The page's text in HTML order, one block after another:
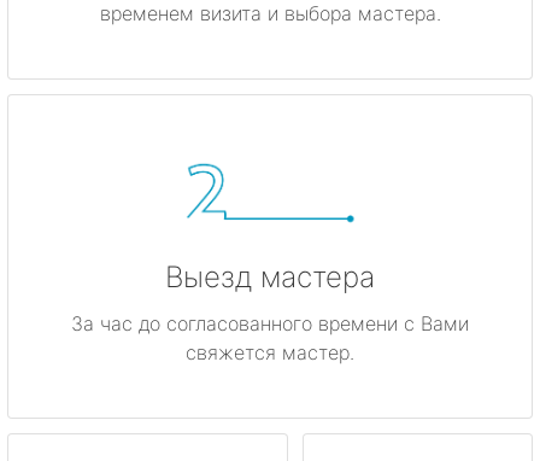
временем визита и выбора мастера.
Выезд мастера
За час до согласованного времени с Вами
свяжется мастер.